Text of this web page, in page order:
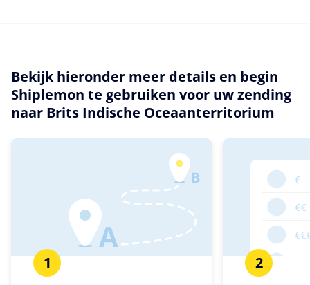
Bekijk hieronder meer details en begin
Shiplemon te gebruiken voor uw zending
naar Brits Indische Oceaanterritorium
1 2